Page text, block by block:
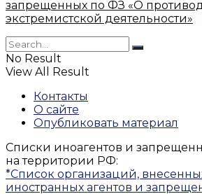
запрещенных по ФЗ «О
экстремистской деятельности»
No Result
View All Result
Контакты
О сайте
Опубликовать материал
Списки иноагентов и
на территории РФ:
*Список организаций,
иностранных агентов и